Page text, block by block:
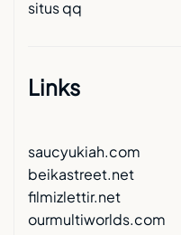
situs qq
Links
saucyukiah.com
beikastreet.net
filmizlettir.net
ourmultiworlds.com